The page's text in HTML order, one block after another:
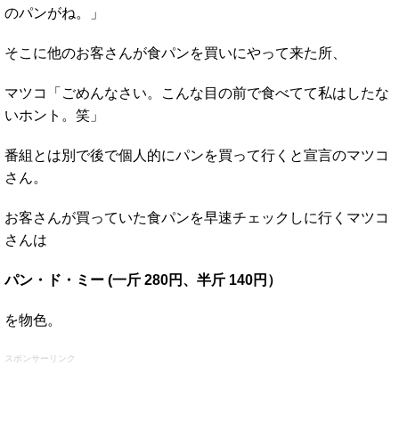
のパンがね。」
そこに他のお客さんが食パンを買いにやって来た所、
マツコ「ごめんなさい。こんな目の前で食べてて私はしたな
いホント。笑」
番組とは別で後で個人的にパンを買って行くと宣言のマツコ
さん。
お客さんが買っていた食パンを早速チェックしに行くマツコ
さんは
パン・ド・ミー (一斤 280円、半斤 140円）
を物色。
スポンサーリンク